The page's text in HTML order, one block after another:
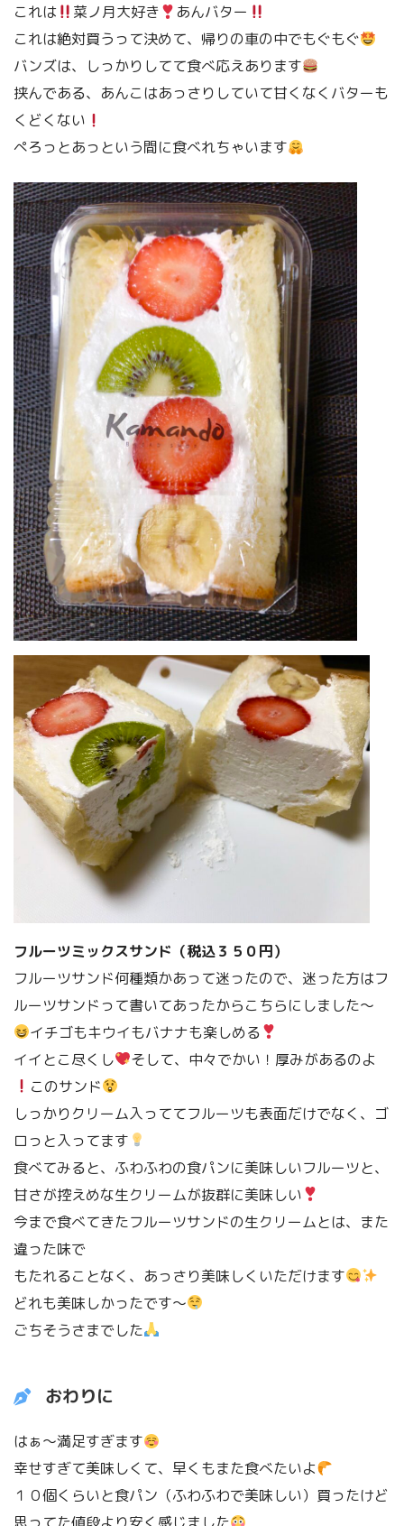
これは
菜ノ月大好き
あんバター
これは絶対買うって決めて、帰りの車の中でもぐもぐ
バンズは、しっかりしてて食べ応えあります
挟んである、あんこはあっさりしていて甘くなくバターも
くどくない
ぺろっとあっという間に食べれちゃいます
フルーツミックスサンド（税込３５０円）
フルーツサンド何種類かあって迷ったので、迷った方はフ
ルーツサンドって書いてあったからこちらにしました〜
イチゴもキウイもバナナも楽しめる
イイとこ尽くし
そして、中々でかい！厚みがあるのよ
このサンド
しっかりクリーム入っててフルーツも表面だけでなく、ゴ
ロっと入ってます
食べてみると、ふわふわの食パンに美味しいフルーツと、
甘さが控えめな生クリームが抜群に美味しい
今まで食べてきたフルーツサンドの生クリームとは、また
違った味で
もたれることなく、あっさり美味しくいただけます
どれも美味しかったです〜
ごちそうさまでした
おわりに
はぁ〜満足すぎます
幸せすぎて美味しくて、早くもまた食べたいよ
１０個くらいと食パン（ふわふわで美味しい）買ったけど